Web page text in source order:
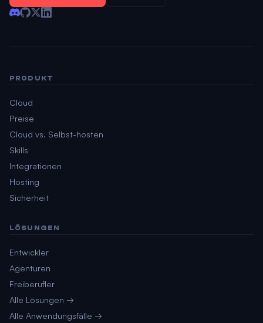
PRODUKT
Cloud
Preise
Cloud vs. Selbst-hosten
Skills
Integrationen
Hosting
Sicherheit
LÖSUNGEN
Entwickler
Agenturen
Freiberufler
Alle Lösungen →
Alle Anwendungsfälle →